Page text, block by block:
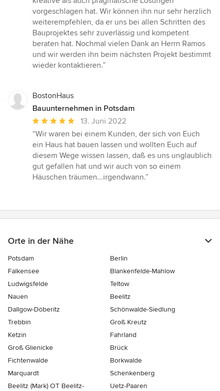
vorgeschlagen hat. Wir können ihn nur sehr herzlich
weiterempfehlen, da er uns bei allen Schritten des
Bauprojektes sehr zuverlässig und kompetent
beraten hat. Nochmal vielen Dank an Herrn Ramos
und wir werden ihn beim nächsten Projekt bestimmt
wieder kontaktieren.”
BostonHaus
Bauunternehmen in Potsdam
Durchschnittliche
Bewertung:
5
von
5
Sternen
13. Juni 2022
“Wir waren bei einem Kunden, der sich von Euch
ein Haus hat bauen lassen und wollten Euch auf
diesem Wege wissen lassen, daß es uns unglaublich
gut gefallen hat und wir auch von so einem
Häuschen träumen...irgendwann.”
Orte in der Nähe
Potsdam
Berlin
Falkensee
Blankenfelde-Mahlow
Ludwigsfelde
Teltow
Nauen
Beelitz
Dallgow-Döberitz
Schönwalde-Siedlung
Trebbin
Groß Kreutz
Ketzin
Fahrland
Groß Glienicke
Brück
Fichtenwalde
Borkwalde
Marquardt
Schenkenberg
Beelitz (Mark) OT Beelitz-
Uetz-Paaren